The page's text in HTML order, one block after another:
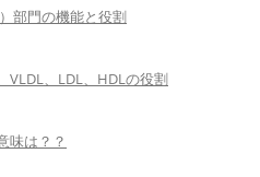
部門の機能と役割
VLDL、LDL、HDLの役割
味は？？